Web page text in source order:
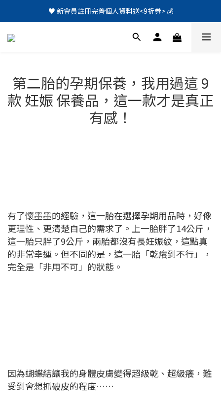
♥️ 新會員註冊完善個人資料送<9折券> 💰
第二胎的孕期保養，我用過這 9
款 妊娠 保養品，這一款才是真正
有感！
有了懷墨墨的經驗，這一胎在選擇孕期用品時，好像
更理性、更清楚自己的需求了。上一胎胖了14公斤，
這一胎只胖了9公斤，兩胎都沒有長妊娠紋，這點真
的非常幸運。但不同的是，這一胎「乾癢到不行」，
完全是「非用不可」的狀態。
因為蝴蝶結讓我的身體皮膚變得超級乾、超級癢，難
受到會想抓破皮的程度……